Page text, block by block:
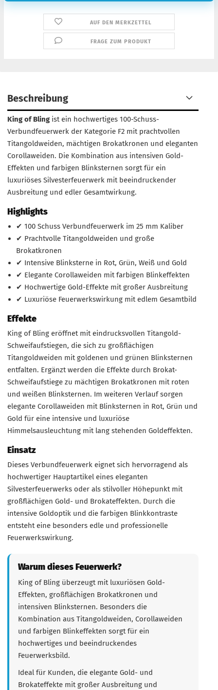
AUF DEN MERKZETTEL
FRAGE ZUM PRODUKT
Beschreibung
King of Blingist ein hochwertiges 100-Schuss-
Verbundfeuerwerk der Kategorie F2 mit prachtvollen
Titangoldweiden, mächtigen Brokatkronen und eleganten
Corollaweiden. Die Kombination aus intensiven Gold-
Effekten und farbigen Blinksternen sorgt für ein
luxuriöses Silvesterfeuerwerk mit beeindruckender
Ausbreitung und edler Gesamtwirkung.
Highlights
✔ 100 Schuss Verbundfeuerwerk im 25 mm Kaliber
✔ Prachtvolle Titangoldweiden und große
Brokatkronen
✔ Intensive Blinksterne in Rot, Grün, Weiß und Gold
✔ Elegante Corollaweiden mit farbigen Blinkeffekten
✔ Hochwertige Gold-Effekte mit großer Ausbreitung
✔ Luxuriöse Feuerwerkswirkung mit edlem Gesamtbild
Effekte
King of Bling eröffnet mit eindrucksvollen Titangold-
Schweifaufstiegen, die sich zu großflächigen
Titangoldweiden mit goldenen und grünen Blinksternen
entfalten. Ergänzt werden die Effekte durch Brokat-
Schweifaufstiege zu mächtigen Brokatkronen mit roten
und weißen Blinksternen. Im weiteren Verlauf sorgen
elegante Corollaweiden mit Blinksternen in Rot, Grün und
Gold für eine intensive und luxuriöse
Himmelsausleuchtung mit lang stehenden Goldeffekten.
Einsatz
Dieses Verbundfeuerwerk eignet sich hervorragend als
hochwertiger Hauptartikel eines eleganten
Silvesterfeuerwerks oder als stilvoller Höhepunkt mit
großflächigen Gold- und Brokateffekten. Durch die
intensive Goldoptik und die farbigen Blinkkontraste
entsteht eine besonders edle und professionelle
Feuerwerkswirkung.
Warum dieses Feuerwerk?
King of Bling überzeugt mit luxuriösen Gold-
Effekten, großflächigen Brokatkronen und
intensiven Blinksternen. Besonders die
Kombination aus Titangoldweiden, Corollaweiden
und farbigen Blinkeffekten sorgt für ein
hochwertiges und beeindruckendes
Feuerwerksbild.
Ideal für Kunden, die elegante Gold- und
Brokateffekte mit großer Ausbreitung und